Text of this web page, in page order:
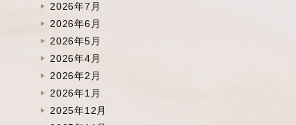
2026年7月
2026年6月
2026年5月
2026年4月
2026年2月
2026年1月
2025年12月